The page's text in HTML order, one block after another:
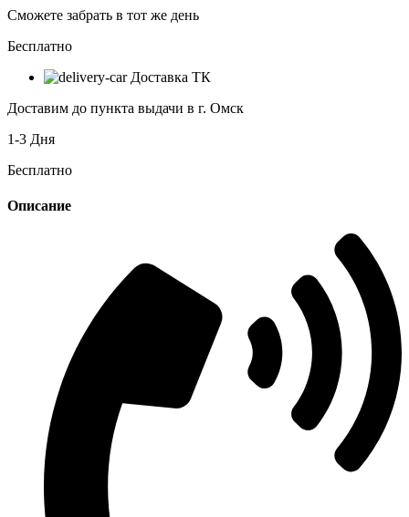
Сможете забрать в тот же день
Бесплатно
Доставка ТК
Доставим до пункта выдачи в г. Омск
1-3 Дня
Бесплатно
Описание